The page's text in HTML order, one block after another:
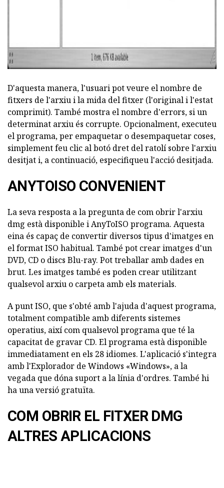
D'aquesta manera, l'usuari pot veure el nombre de
fitxers de l'arxiu i la mida del fitxer (l'original i l'estat
comprimit). També mostra el nombre d'errors, si un
determinat arxiu és corrupte. Opcionalment, executeu
el programa, per empaquetar o desempaquetar coses,
simplement feu clic al botó dret del ratolí sobre l'arxiu
desitjat i, a continuació, especifiqueu l'acció desitjada.
ANYTOISO CONVENIENT
La seva resposta a la pregunta de com obrir l'arxiu
dmg està disponible i AnyToISO programa. Aquesta
eina és capaç de convertir diversos tipus d'imatges en
el format ISO habitual. També pot crear imatges d'un
DVD, CD o discs Blu-ray. Pot treballar amb dades en
brut. Les imatges també es poden crear utilitzant
qualsevol arxiu o carpeta amb els materials.
A punt ISO, que s'obté amb l'ajuda d'aquest programa,
totalment compatible amb diferents sistemes
operatius, així com qualsevol programa que té la
capacitat de gravar CD. El programa està disponible
immediatament en els 28 idiomes. L'aplicació s'integra
amb l'Explorador de Windows «Windows», a la
vegada que dóna suport a la línia d'ordres. També hi
ha una versió gratuïta.
COM OBRIR EL FITXER DMG
ALTRES APLICACIONS